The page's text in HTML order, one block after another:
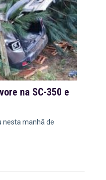
na SC-350 e
nesta manhã de